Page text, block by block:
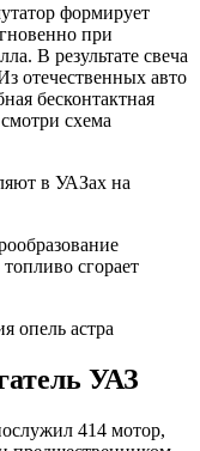
формирует
при
В результате свеча
отечественных авто
бесконтактная
схема
в УАЗах на
сгорает
опель астра
УАЗ
414 мотор,